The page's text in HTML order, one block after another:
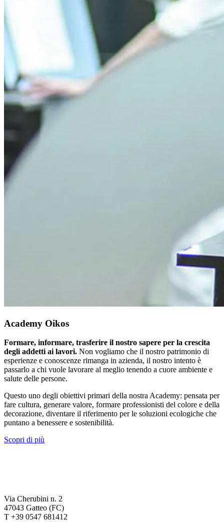
Academy Oikos
Formare, informare, trasferire il nostro sapere per la crescita
degli addetti ai lavori. Non vogliamo che il nostro patrimonio di
esperienze e conoscenze rimanga in azienda, il nostro intento è
passarlo a chi vuole lavorare al meglio tenendo a cuore ambiente e
salute delle persone.
Questo uno degli obiettivi primari della nostra Academy: pensata per
fare cultura, generare valore, formare professionisti del colore e della
decorazione, diventare il riferimento per le soluzioni ecologiche che
puntano a benessere e sostenibilità.
Scopri di più
Via Cherubini n. 2
47043 Gatteo (FC)
T +39 0547 681412